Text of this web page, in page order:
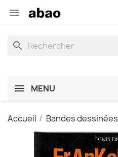

search
MENU
Accueil Bandes dessinées